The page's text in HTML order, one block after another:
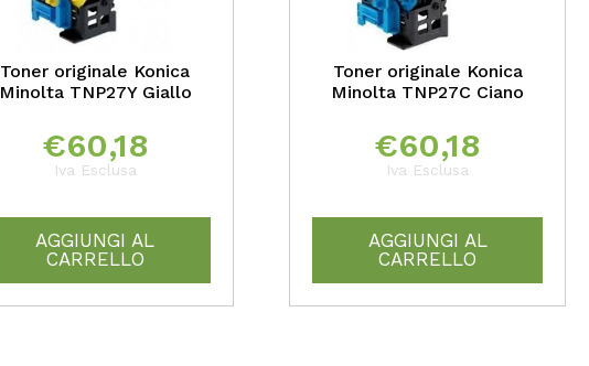
Toner originale Konica
Minolta TNP27Y Giallo
€60,18
Iva Esclusa
AGGIUNGI AL
CARRELLO
Toner originale Konica
Minolta TNP27C Ciano
€60,18
Iva Esclusa
AGGIUNGI AL
CARRELLO